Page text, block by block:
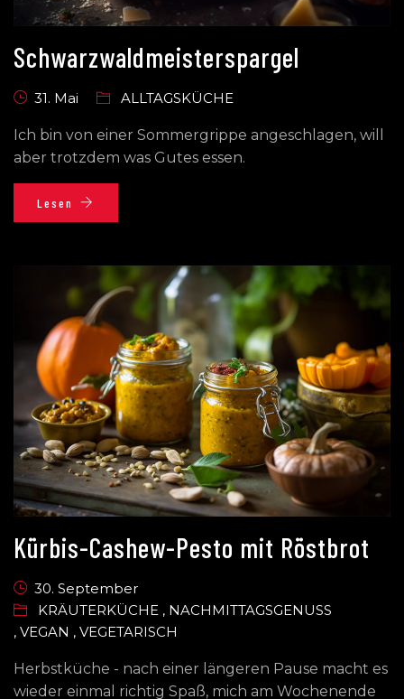
Schwarzwaldmeisterspargel
31. Mai ALLTAGSKÜCHE
Ich bin von einer Sommergrippe angeschlagen, will
aber trotzdem was Gutes essen.
Lesen
Kürbis-Cashew-Pesto mit Röstbrot
30. September
KRÄUTERKÜCHE , NACHMITTAGSGENUSS
, VEGAN , VEGETARISCH
Herbstküche - nach einer längeren Pause macht es
wieder einmal richtig Spaß, mich am Wochenende